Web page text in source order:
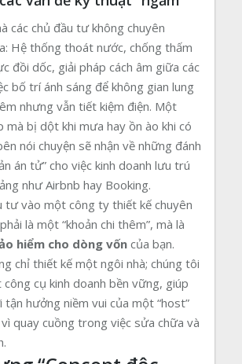
các chủ đầu tư không chuyên
Hệ thống thoát nước, chống thấm
đồi dốc, giải pháp cách âm giữa các
bố trí ánh sáng để không gian lung
nhưng vẫn tiết kiệm điện. Một
mà bị dột khi mưa hay ồn ào khi có
nói chuyện sẽ nhận về những đánh
án tử” cho việc kinh doanh lưu trú
như Airbnb hay Booking.
tư vào một công ty thiết kế chuyên
là một “khoản chi thêm”, mà là
hiểm cho dòng vốncủa bạn.
chỉ thiết kế một ngôi nhà; chúng tôi
cụ kinh doanh bền vững, giúp
tận hưởng niềm vui của một “host”
quay cuồng trong việc sửa chữa và